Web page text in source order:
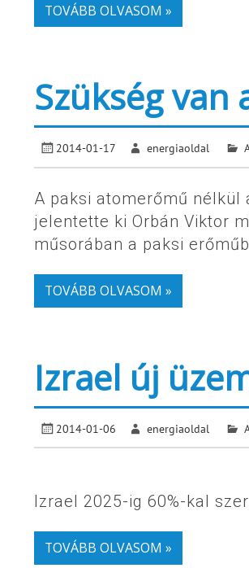
TOVÁBB OLVASOM »
Szükség van
2014-01-17 energiaoldal
A paksi atomerőmű nélkül
jelentette ki Orbán Viktor
műsorában a paksi
TOVÁBB OLVASOM »
Izrael új
2014-01-06 energiaoldal
Izrael 2025-ig 60%-kal
TOVÁBB OLVASOM »